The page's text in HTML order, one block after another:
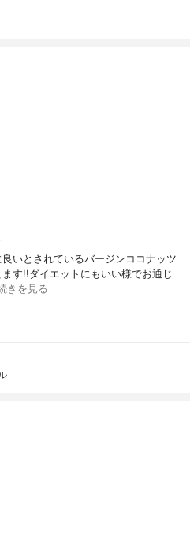
いとされているバージンココナッツ
す!!ダイエットにもいい様でお通じ
きを見る